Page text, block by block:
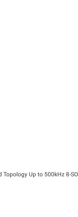
Up to 500kHz 8-